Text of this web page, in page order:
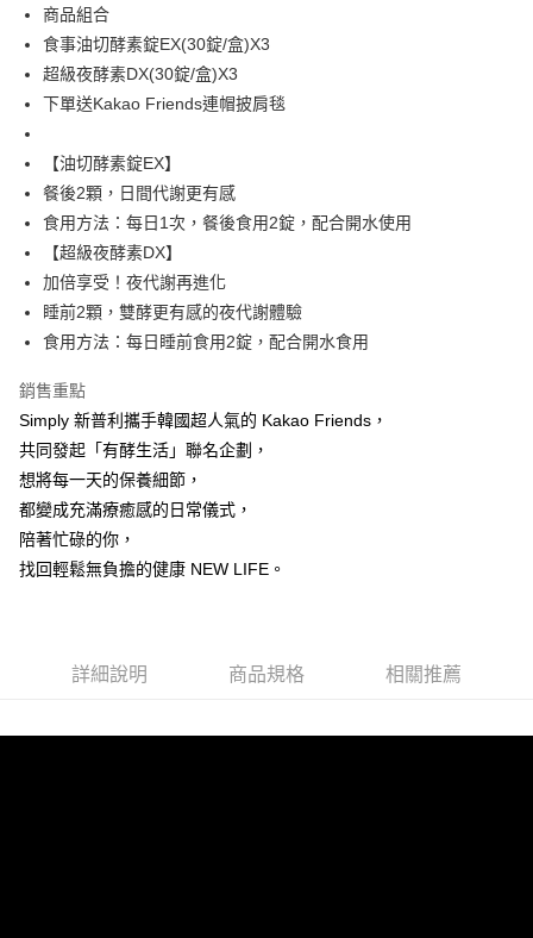
街口支付
悠遊付
Google Pay
大哥付你分期
相關說明
【大哥付你分期使用說明】
1.本服務由台灣大哥大提供，台灣大哥大用戶可立即使用無須另外申請。
2.付款方式選擇「大哥付你分期」，訂單成立後會自動跳轉到大哥付的交易
流程，驗證手機門號後，選擇欲分期的期數、繳款截止日，確認付款後即完
3.實際核准額度、可分期數及費用金額請依後續交易確認頁面所載為準。
4.訂單成立30分鐘內，如未前往確認交易或遇審核未通過，訂單將自動取
法說明評估內容。
【繳款方式說明】
1.分期款項不併入電信帳單，「大哥付你分期」於每月結算日後寄送繳費提
醒簡訊。
2.透過簡訊連結打開帳單後，可選擇「超商條碼／台灣大直營門市／銀行轉
帳／街口支付／iPASS MONEY」等通路繳費。
【注意事項】
用戶於交易時，得透過本服務購買商品或服務，並由商店將買賣／分期付款
由本公司與您本人進行分期帳單所需資料之確認、核對及更正。
3.完整用戶服務條款，請詳閱以下連結：https://oppay.tw/userRule
AFTEE先享後付
相關說明
【關於「AFTEE先享後付」】
AFTEE先享後付是「在收到商品之後才付款」的支付方式。 讓您購物簡單
１．簡單：不需註冊會員、不需綁卡、不需儲值。
３．安心：先確認商品／服務後，再付款。
【「AFTEE先享後付」結帳流程】
１．於結帳方式選擇「AFTEE先享後付」後，將跳轉至「AFTEE先享後付」
結帳頁面，進行簡訊認證並確認金額後，即可完成結帳。
２．訂單成立數日內，您將收到繳費通知簡訊。
３．收到繳費通知簡訊後14天內，點擊此簡訊中的連結，可透過四大超商／
ATM／網路銀行／等多元方式進行付款，方視為交易完成。
※ 請注意：結帳手續完成當下不需立刻繳費，但若您需要取消訂單，請聯絡
客戶支援中心」https://netprotections.freshdesk.com/support/home
１．透過由恩沛科技股份有限公司提供之「AFTEE先享後付」服務完成之交
ATM付款
全家取貨付款
每筆NT$100，滿NT$600(含以上)免運費
付款後全家取貨
每筆NT$100，滿NT$600(含以上)免運費
萊爾富取貨付款
每筆NT$100，滿NT$600(含以上)免運費
每筆NT$100，滿NT$600(含以上)免運費
商品組合
食事油切酵素錠EX(30錠/盒)X3
超級夜酵素DX(30錠/盒)X3
下單送Kakao Friends連帽披肩毯
【油切酵素錠EX】
餐後2顆，日間代謝更有感
食用方法：每日1次，餐後食用2錠，配合開水使用
【超級夜酵素DX】
加倍享受！夜代謝再進化
睡前2顆，雙酵更有感的夜代謝體驗
食用方法：每日睡前食用2錠，配合開水食用
銷售重點
Simply 新普利攜手韓國超人氣的 Kakao Friends，
共同發起「有酵生活」聯名企劃，
想將每一天的保養細節，
都變成充滿療癒感的日常儀式，
陪著忙碌的你，
找回輕鬆無負擔的健康 NEW LIFE。
詳細說明 商品規格 相關推薦